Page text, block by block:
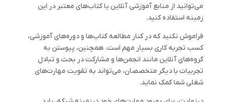
می‌توانید از منابع آموزشی آنلاین یا کتاب‌های معتبر در این
زمینه استفاده کنید.
فراموش نکنید که در کنار مطالعه کتاب‌ها و دوره‌های آموزشی،
کسب تجربه کاری بسیار مهم است. همچنین، پیوستن به
گروه‌های آنلاین مانند انجمن‌ها و مشارکت در بحث و تبادل
تجربیات با دیگر متخصصان، می‌تواند به تقویت مهارت‌های
شغلی شما کمک نماید.